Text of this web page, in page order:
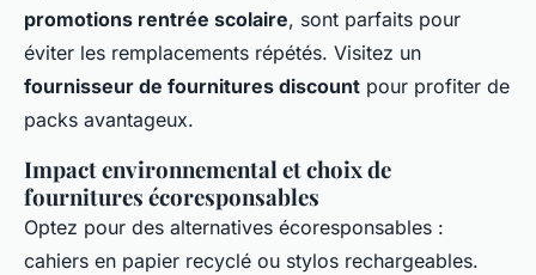
promotions rentrée scolaire, sont parfaits pour
éviter les remplacements répétés. Visitez un
fournisseur de fournitures discount pour profiter de
packs avantageux.
Impact environnemental et choix de
fournitures écoresponsables
Optez pour des alternatives écoresponsables :
cahiers en papier recyclé ou stylos rechargeables.